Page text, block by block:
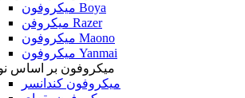
میکروفون Boya
میکروفن Razer
میکروفون Maono
میکروفون Yanmai
میکروفون بر اساس
میکروفون کندانسر